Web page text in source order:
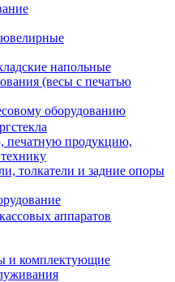
напольные
(весы с печатью
оборудованию
печатную продукцию,
толкатели и задние опоры
аппаратов
и комплектующие